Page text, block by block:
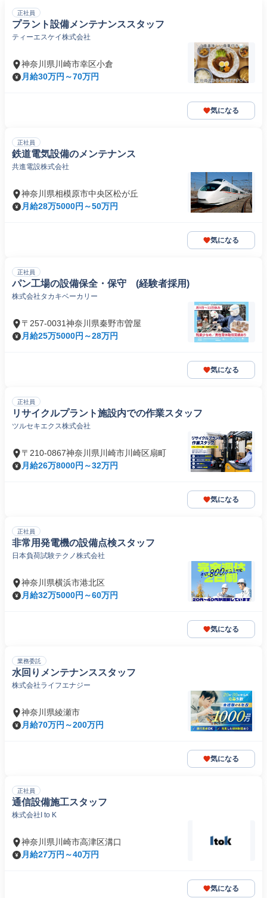
正社員
プラント設備メンテナンススタッフ
ティーエスケイ株式会社
神奈川県川崎市幸区小倉
月給30万円～70万円
気になる
正社員
鉄道電気設備のメンテナンス
共進電設株式会社
神奈川県相模原市中央区松が丘
月給28万5000円～50万円
気になる
正社員
パン工場の設備保全・保守 (経験者採用)
株式会社タカキベーカリー
〒257-0031神奈川県秦野市曽屋
月給25万5000円～28万円
気になる
正社員
リサイクルプラント施設内での作業スタッフ
ツルセキエクス株式会社
〒210-0867神奈川県川崎市川崎区扇町
月給26万8000円～32万円
気になる
正社員
非常用発電機の設備点検スタッフ
日本負荷試験テクノ株式会社
神奈川県横浜市港北区
月給32万5000円～60万円
気になる
業務委託
水回りメンテナンススタッフ
株式会社ライフエナジー
神奈川県綾瀬市
月給70万円～200万円
気になる
正社員
通信設備施工スタッフ
株式会社I to K
神奈川県川崎市高津区溝口
月給27万円～40万円
気になる